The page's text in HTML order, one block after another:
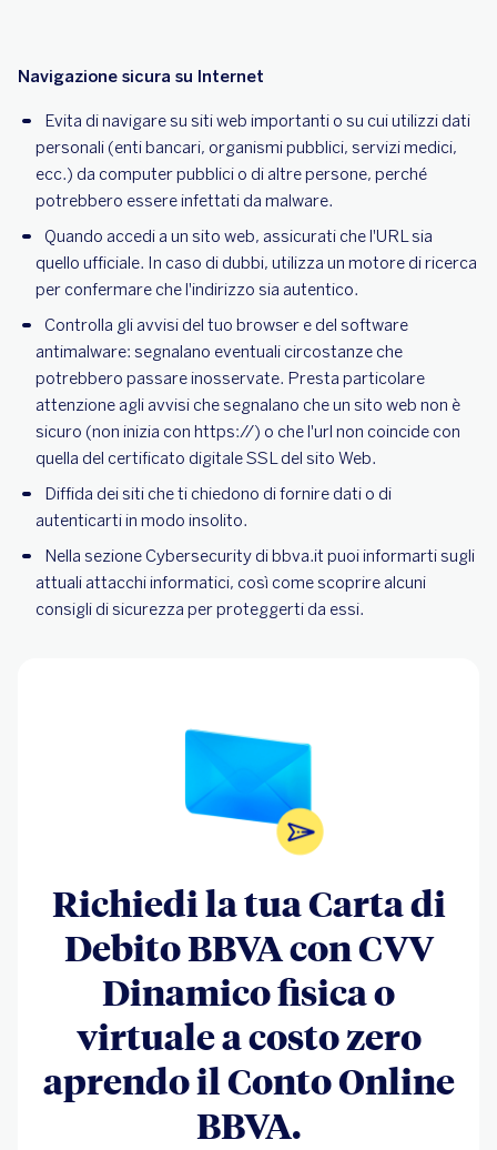
Navigazione sicura su Internet
Evita di navigare su siti web importanti o su cui utilizzi dati
personali (enti bancari, organismi pubblici, servizi medici,
ecc.) da computer pubblici o di altre persone, perché
potrebbero essere infettati da malware.
Quando accedi a un sito web, assicurati che l'URL sia
quello ufficiale. In caso di dubbi, utilizza un motore di ricerca
per confermare che l'indirizzo sia autentico.
Controlla gli avvisi del tuo browser e del software
antimalware: segnalano eventuali circostanze che
potrebbero passare inosservate. Presta particolare
attenzione agli avvisi che segnalano che un sito web non è
sicuro (non inizia con https://) o che l'url non coincide con
quella del certificato digitale SSL del sito Web.
Diffida dei siti che ti chiedono di fornire dati o di
autenticarti in modo insolito.
Nella sezione Cybersecurity di bbva.it puoi informarti sugli
attuali attacchi informatici, così come scoprire alcuni
consigli di sicurezza per proteggerti da essi.
Richiedi la tua Carta di
Debito BBVA con CVV
Dinamico fisica o
virtuale a costo zero
aprendo il Conto Online
BBVA.